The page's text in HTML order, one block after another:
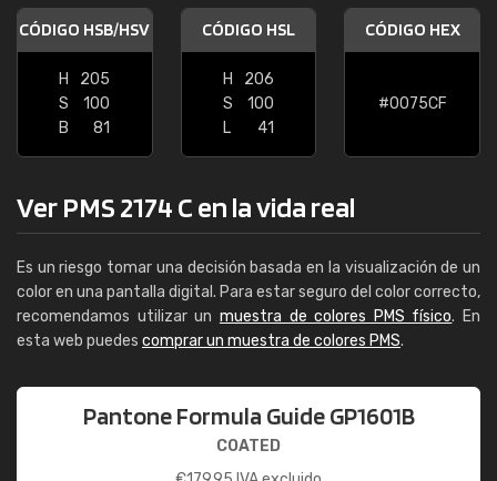
CÓDIGO HSB/HSV
H
205
S
100
B
81
CÓDIGO HSL
H
206
S
100
L
41
CÓDIGO HEX
#0075CF
Ver PMS 2174 C en la vida real
Es un riesgo tomar una decisión basada en la visualización de un
color en una pantalla digital. Para estar seguro del color correcto,
recomendamos utilizar un muestra de colores PMS físico. En
esta web puedes comprar un muestra de colores PMS.
Pantone Formula Guide GP1601B
COATED